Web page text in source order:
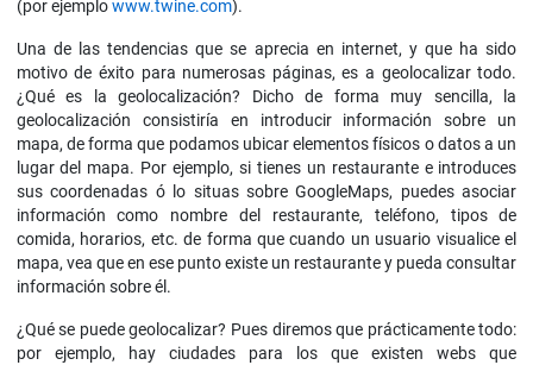
(por ejemplowww.twine.com).
Una de las tendencias que se aprecia en internet, y que ha sido
motivo de éxito para numerosas páginas, es a geolocalizar todo.
¿Qué es la geolocalización? Dicho de forma muy sencilla, la
geolocalización consistiría en introducir información sobre un
mapa, de forma que podamos ubicar elementos físicos o datos a un
lugar del mapa. Por ejemplo, si tienes un restaurante e introduces
sus coordenadas ó lo situas sobre GoogleMaps, puedes asociar
información como nombre del restaurante, teléfono, tipos de
comida, horarios, etc. de forma que cuando un usuario visualice el
mapa, vea que en ese punto existe un restaurante y pueda consultar
información sobre él.
¿Qué se puede geolocalizar? Pues diremos que prácticamente todo:
por ejemplo, hay ciudades para los que existen webs que